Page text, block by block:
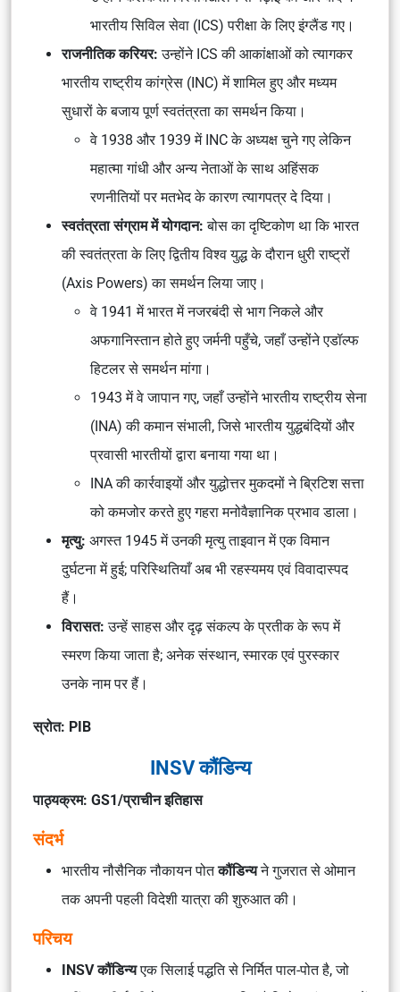
भारतीय सिविल सेवा (ICS) परीक्षा के लिए इंग्लैंड गए।
राजनीतिक करियर: उन्होंने ICS की आकांक्षाओं को त्यागकर
भारतीय राष्ट्रीय कांग्रेस (INC) में शामिल हुए और मध्यम
सुधारों के बजाय पूर्ण स्वतंत्रता का समर्थन किया।
वे 1938 और 1939 में INC के अध्यक्ष चुने गए लेकिन
महात्मा गांधी और अन्य नेताओं के साथ अहिंसक
रणनीतियों पर मतभेद के कारण त्यागपत्र दे दिया।
स्वतंत्रता संग्राम में योगदान: बोस का दृष्टिकोण था कि भारत
की स्वतंत्रता के लिए द्वितीय विश्व युद्ध के दौरान धुरी राष्ट्रों
(Axis Powers) का समर्थन लिया जाए।
वे 1941 में भारत में नजरबंदी से भाग निकले और
अफगानिस्तान होते हुए जर्मनी पहुँचे, जहाँ उन्होंने एडॉल्फ
हिटलर से समर्थन मांगा।
1943 में वे जापान गए, जहाँ उन्होंने भारतीय राष्ट्रीय सेना
(INA) की कमान संभाली, जिसे भारतीय युद्धबंदियों और
प्रवासी भारतीयों द्वारा बनाया गया था।
INA की कार्रवाइयों और युद्धोत्तर मुकदमों ने ब्रिटिश सत्ता
को कमजोर करते हुए गहरा मनोवैज्ञानिक प्रभाव डाला।
मृत्यु: अगस्त 1945 में उनकी मृत्यु ताइवान में एक विमान
दुर्घटना में हुई; परिस्थितियाँ अब भी रहस्यमय एवं विवादास्पद
हैं।
विरासत: उन्हें साहस और दृढ़ संकल्प के प्रतीक के रूप में
स्मरण किया जाता है; अनेक संस्थान, स्मारक एवं पुरस्कार
उनके नाम पर हैं।
स्रोत: PIB
INSV कौंडिन्य
पाठ्यक्रम: GS1/प्राचीन इतिहास
संदर्भ
भारतीय नौसैनिक नौकायन पोतकौंडिन्यने गुजरात से ओमान
तक अपनी पहली विदेशी यात्रा की शुरुआत की।
परिचय
INSV कौंडिन्यएक सिलाई पद्धति से निर्मित पाल-पोत है, जो